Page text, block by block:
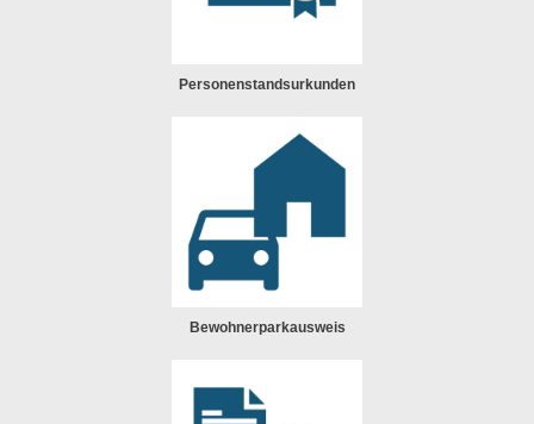
Personenstandsurkunden
Bewohnerparkausweis